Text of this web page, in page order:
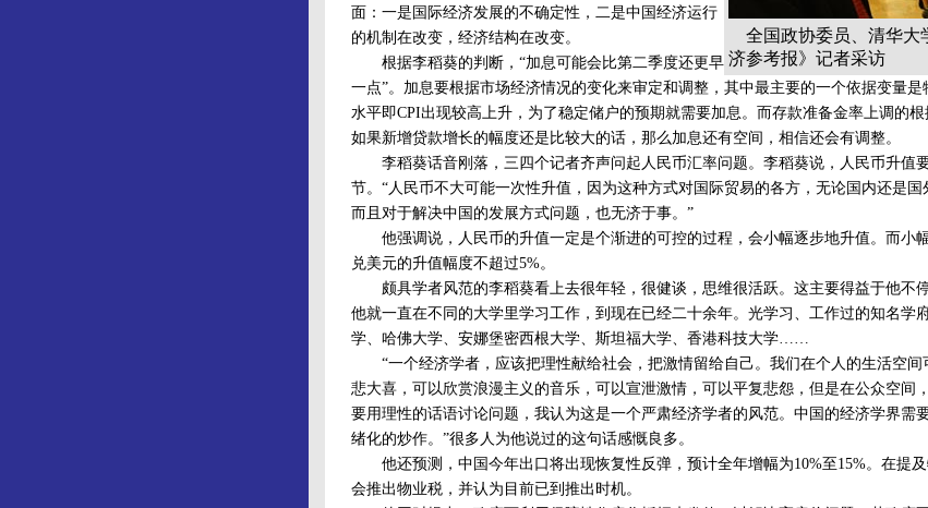
全国政协委员、清华大
济参考报》记者采访
面：一是国际经济发展的不确定性，二是中国经济运行
的机制在改变，经济结构在改变。
根据李稻葵的判断，“加息可能会比第二季度还更早
一点”。加息要根据市场经济情况的变化来审定和调整，其中最主要的一个依据变量
水平即CPI出现较高上升，为了稳定储户的预期就需要加息。而存款准备金率上调的根
如果新增贷款增长的幅度还是比较大的话，那么加息还有空间，相信还会有调整。
李稻葵话音刚落，三四个记者齐声问起人民币汇率问题。李稻葵说，人民币升值
节。“人民币不大可能一次性升值，因为这种方式对国际贸易的各方，无论国内还是国
而且对于解决中国的发展方式问题，也无济于事。”
他强调说，人民币的升值一定是个渐进的可控的过程，会小幅逐步地升值。而小
兑美元的升值幅度不超过5%。
颇具学者风范的李稻葵看上去很年轻，很健谈，思维很活跃。这主要得益于他不停
他就一直在不同的大学里学习工作，到现在已经二十余年。光学习、工作过的知名学
学、哈佛大学、安娜堡密西根大学、斯坦福大学、香港科技大学……
“一个经济学者，应该把理性献给社会，把激情留给自己。我们在个人的生活空间
悲大喜，可以欣赏浪漫主义的音乐，可以宣泄激情，可以平复悲怨，但是在公众空间
要用理性的话语讨论问题，我认为这是一个严肃经济学者的风范。中国的经济学界需
绪化的炒作。”很多人为他说过的这句话感慨良多。
他还预测，中国今年出口将出现恢复性反弹，预计全年增幅为10%至15%。在提
会推出物业税，并认为目前已到推出时机。